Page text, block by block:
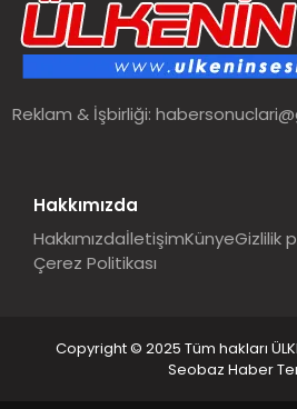
Reklam & İşbirliği:
Hakkımızda
HakkımızdaİletişimKünyeGizlilik
Çerez Politikası
Copyright © 2025 Tüm hakları
Seobaz Haber